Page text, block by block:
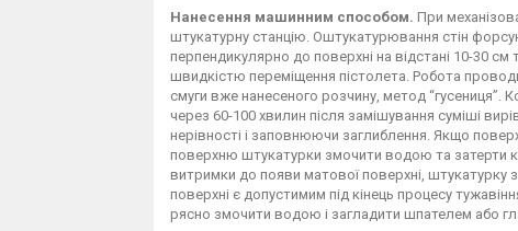
Нанесення машинним способом. При
штукатурну станцію. Оштукатурювання стін
перпендикулярно до поверхні на відстані 10-30
швидкістю переміщення пістолета. Робота
смуги вже нанесеного розчину, метод
через 60-100 хвилин після замішування суміші
нерівності і заповнюючи заглиблення. Якщо
поверхню штукатурки змочити водою та затерти
витримки до появи матової поверхні,
поверхні є допустимим під кінець процесу
рясно змочити водою і загладити шпателем або